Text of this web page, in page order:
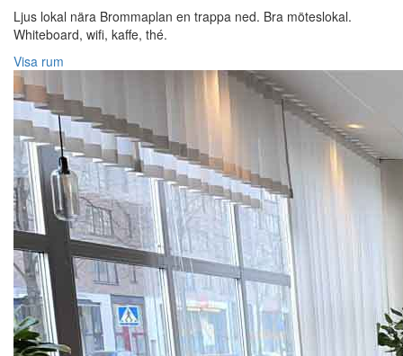
Ljus lokal nära Brommaplan en trappa ned. Bra möteslokal.
Whiteboard, wifi, kaffe, thé.
Visa rum